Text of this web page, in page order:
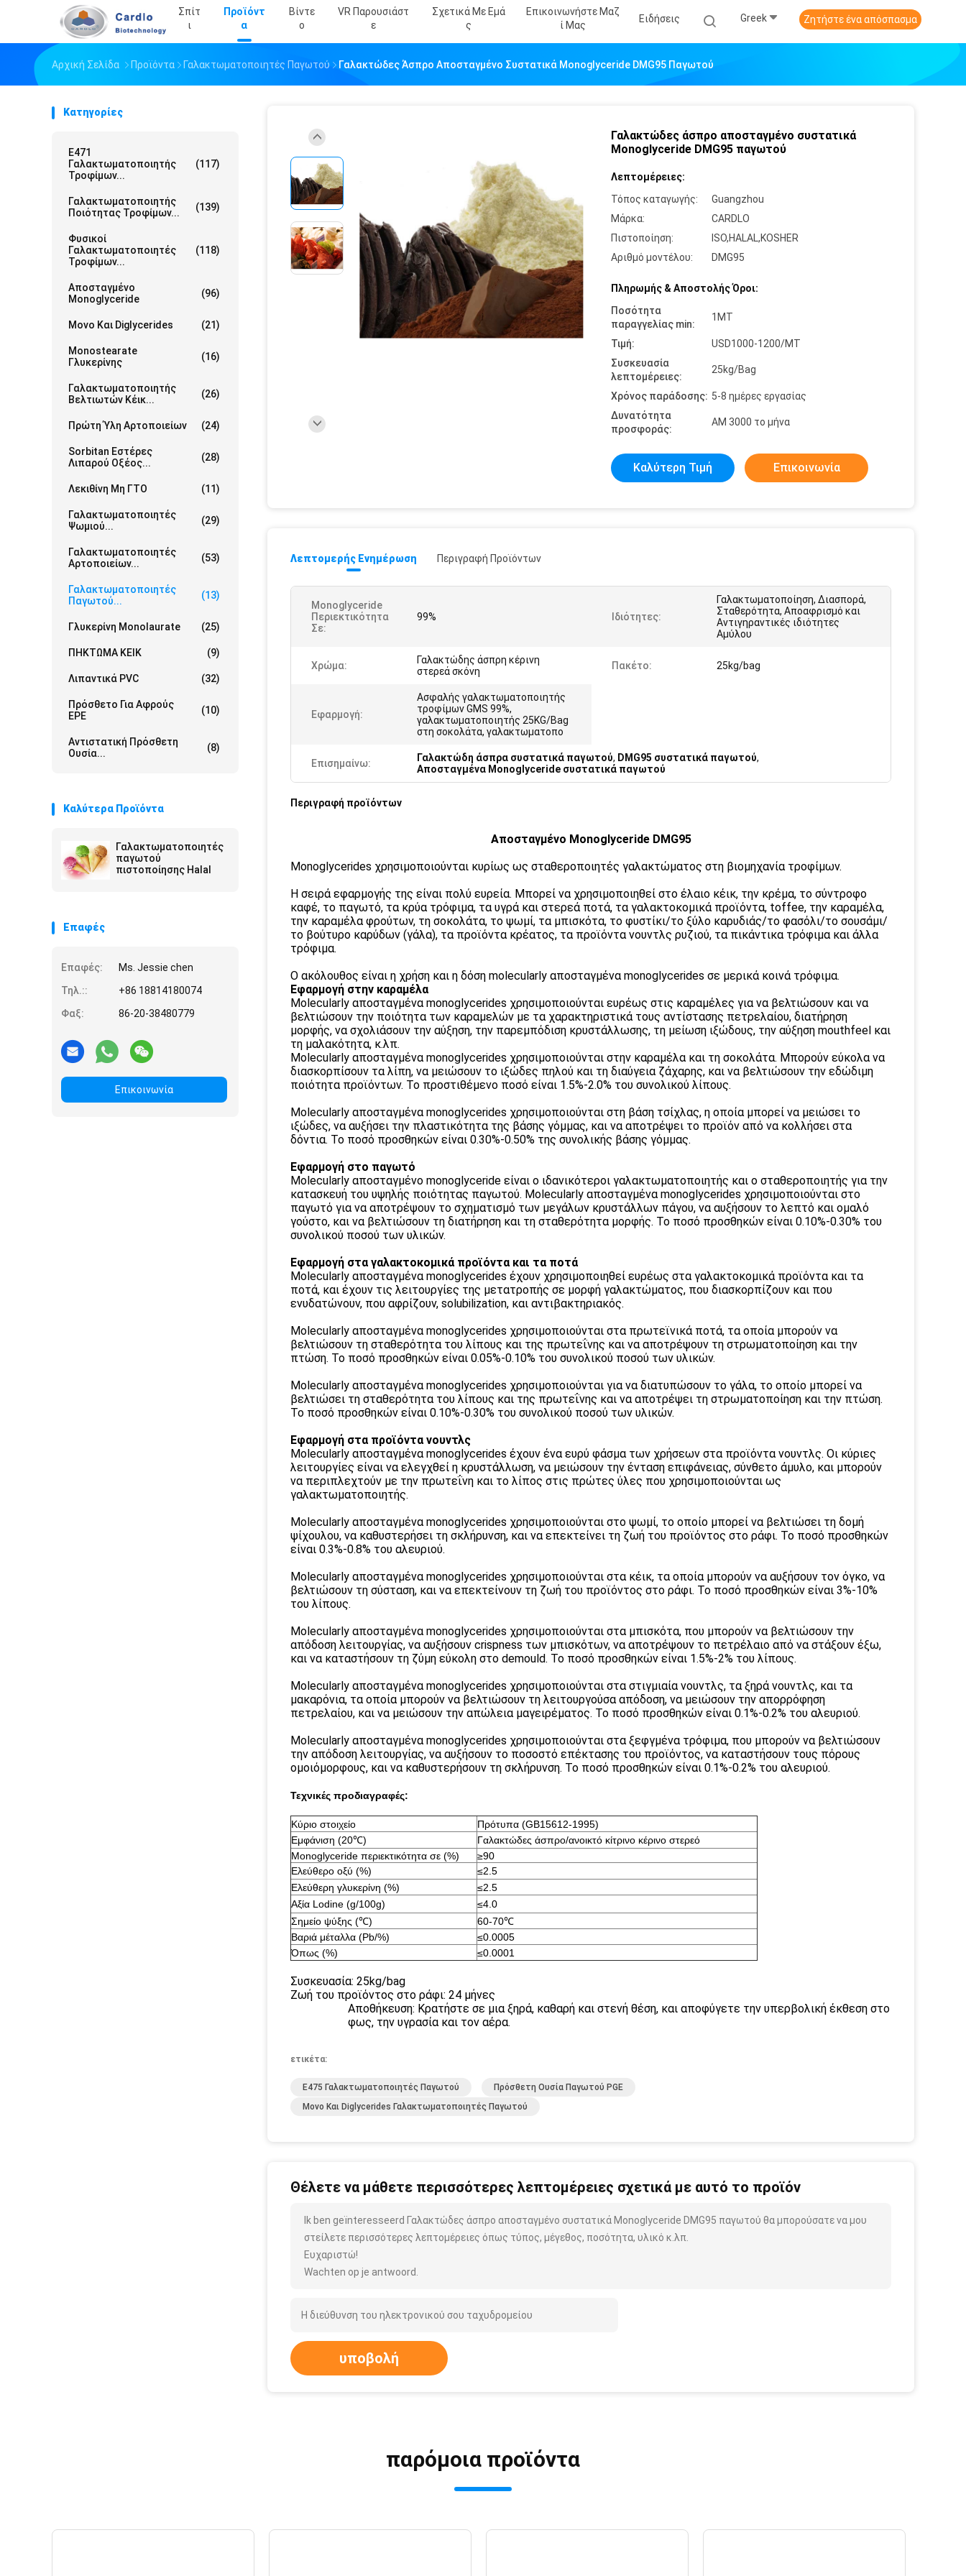
Σπίτ
Ι
Προϊόντ
Α
Βίντε
Ο
VR Παρουσιάστ
Ε
Σχετικά Με Εμά
Σ
Επικοινωνήστε Μαζ
Ί Μας
Ειδήσεις Greek Ζητήστε ένα απόσπασμα
Αρχική Σελίδα Προϊόντα Γαλακτωματοποιητές Παγωτού Γαλακτώδες Άσπρο Αποσταγμένο Συστατικά Monoglyceride DMG95 Παγωτού
Κατηγορίες
E471
Γαλακτωματοποιητής
Τροφίμων...
(117)
Γαλακτωματοποιητής
Ποιότητας Τροφίμων...
(139)
Φυσικοί
Γαλακτωματοποιητές
Τροφίμων...
(118)
Αποσταγμένο
Monoglyceride
(96)
Μονο Και Diglycerides (21)
Monostearate
Γλυκερίνης
(16)
Γαλακτωματοποιητής
Βελτιωτών Κέικ...
(26)
Πρώτη Ύλη Αρτοποιείων (24)
Sorbitan Εστέρες
Λιπαρού Οξέος...
(28)
Λεκιθίνη Μη ΓΤΟ (11)
Γαλακτωματοποιητές
Ψωμιού...
(29)
Γαλακτωματοποιητές
Αρτοποιείων...
(53)
Γαλακτωματοποιητές
Παγωτού...
(13)
Γλυκερίνη Monolaurate (25)
ΠΗΚΤΩΜΑ ΚΕΙΚ (9)
Λιπαντικά PVC (32)
Πρόσθετο Για Αφρούς
EPE
(10)
Αντιστατική Πρόσθετη
Ουσία...
(8)
Καλύτερα Προϊόντα
Γαλακτωματοποιητές
παγωτού
πιστοποίησης Halal
Επαφές
Επαφές:
Ms. Jessie chen
Τηλ.::
+86 18814180074
Φαξ:
86-20-38480779
Επικοινωνία
Γαλακτώδες άσπρο αποσταγμένο συστατικά
Monoglyceride DMG95 παγωτού
Λεπτομέρειες:
Τόπος καταγωγής:
Guangzhou
Μάρκα:
CARDLO
Πιστοποίηση:
ISO,HALAL,KOSHER
Αριθμό μοντέλου:
DMG95
Πληρωμής & Αποστολής Όροι:
Ποσότητα
παραγγελίας min:
1MT
Τιμή:
USD1000-1200/MT
Συσκευασία
λεπτομέρειες:
25kg/Bag
Χρόνος παράδοσης: 5-8 ημέρες εργασίας
Δυνατότητα
προσφοράς:
ΑΜ 3000 το μήνα
Καλύτερη Τιμή Επικοινωνία
Λεπτομερής Ενημέρωση Περιγραφή Προϊόντων
Monoglyceride
Περιεκτικότητα
Σε:
99% Ιδιότητες:
Γαλακτωματοποίηση, Διασπορά,
Σταθερότητα, Αποαφρισμό και
Αντιγηραντικές ιδιότητες
Αμύλου
Χρώμα:
Γαλακτώδης άσπρη κέρινη
στερεά σκόνη
Πακέτο: 25kg/bag
Εφαρμογή:
Ασφαλής γαλακτωματοποιητής
τροφίμων GMS 99%,
γαλακτωματοποιητής 25KG/Bag
στη σοκολάτα, γαλακτωματοπο
Επισημαίνω: Γαλακτώδη άσπρα συστατικά παγωτού, DMG95 συστατικά παγωτού,
Αποσταγμένα Monoglyceride συστατικά παγωτού
Περιγραφή προϊόντων
Αποσταγμένο Monoglyceride DMG95
Monoglycerides χρησιμοποιούνται κυρίως ως σταθεροποιητές γαλακτώματος στη βιομηχανία τροφίμων.
Η σειρά εφαρμογής της είναι πολύ ευρεία. Μπορεί να χρησιμοποιηθεί στο έλαιο κέικ, την κρέμα, το σύντροφο
καφέ, το παγωτό, τα κρύα τρόφιμα, τα υγρά και στερεά ποτά, τα γαλακτοκομικά προϊόντα, toffee, την καραμέλα,
την καραμέλα φρούτων, τη σοκολάτα, το ψωμί, τα μπισκότα, το φυστίκι/το ξύλο καρυδιάς/το φασόλι/το σουσάμι/
το βούτυρο καρύδων (γάλα), τα προϊόντα κρέατος, τα προϊόντα νουντλς ρυζιού, τα πικάντικα τρόφιμα και άλλα
τρόφιμα.
Ο ακόλουθος είναι η χρήση και η δόση molecularly αποσταγμένα monoglycerides σε μερικά κοινά τρόφιμα.
Εφαρμογή στην καραμέλα
Molecularly αποσταγμένα monoglycerides χρησιμοποιούνται ευρέως στις καραμέλες για να βελτιώσουν και να
βελτιώσουν την ποιότητα των καραμελών με τα χαρακτηριστικά τους αντίστασης πετρελαίου, διατήρηση
μορφής, να σχολιάσουν την αύξηση, την παρεμπόδιση κρυστάλλωσης, τη μείωση ιξώδους, την αύξηση mouthfeel και
τη μαλακότητα, κ.λπ.
Molecularly αποσταγμένα monoglycerides χρησιμοποιούνται στην καραμέλα και τη σοκολάτα. Μπορούν εύκολα να
διασκορπίσουν τα λίπη, να μειώσουν το ιξώδες πηλού και τη διαύγεια ζάχαρης, και να βελτιώσουν την εδώδιμη
ποιότητα προϊόντων. Το προστιθέμενο ποσό είναι 1.5%-2.0% του συνολικού λίπους.
Molecularly αποσταγμένα monoglycerides χρησιμοποιούνται στη βάση τσίχλας, η οποία μπορεί να μειώσει το
ιξώδες, να αυξήσει την πλαστικότητα της βάσης γόμμας, και να αποτρέψει το προϊόν από να κολλήσει στα
δόντια. Το ποσό προσθηκών είναι 0.30%-0.50% της συνολικής βάσης γόμμας.
Εφαρμογή στο παγωτό
Molecularly αποσταγμένο monoglyceride είναι ο ιδανικότεροι γαλακτωματοποιητής και ο σταθεροποιητής για την
κατασκευή του υψηλής ποιότητας παγωτού. Molecularly αποσταγμένα monoglycerides χρησιμοποιούνται στο
παγωτό για να αποτρέψουν το σχηματισμό των μεγάλων κρυστάλλων πάγου, να αυξήσουν το λεπτό και ομαλό
γούστο, και να βελτιώσουν τη διατήρηση και τη σταθερότητα μορφής. Το ποσό προσθηκών είναι 0.10%-0.30% του
συνολικού ποσού των υλικών.
Εφαρμογή στα γαλακτοκομικά προϊόντα και τα ποτά
Molecularly αποσταγμένα monoglycerides έχουν χρησιμοποιηθεί ευρέως στα γαλακτοκομικά προϊόντα και τα
ποτά, και έχουν τις λειτουργίες της μετατροπής σε μορφή γαλακτώματος, που διασκορπίζουν και που
ενυδατώνουν, που αφρίζουν, solubilization, και αντιβακτηριακός.
Molecularly αποσταγμένα monoglycerides χρησιμοποιούνται στα πρωτεϊνικά ποτά, τα οποία μπορούν να
βελτιώσουν τη σταθερότητα του λίπους και της πρωτεΐνης και να αποτρέψουν τη στρωματοποίηση και την
πτώση. Το ποσό προσθηκών είναι 0.05%-0.10% του συνολικού ποσού των υλικών.
Molecularly αποσταγμένα monoglycerides χρησιμοποιούνται για να διατυπώσουν το γάλα, το οποίο μπορεί να
βελτιώσει τη σταθερότητα του λίπους και της πρωτεΐνης και να αποτρέψει τη στρωματοποίηση και την πτώση.
Το ποσό προσθηκών είναι 0.10%-0.30% του συνολικού ποσού των υλικών.
Εφαρμογή στα προϊόντα νουντλς
Molecularly αποσταγμένα monoglycerides έχουν ένα ευρύ φάσμα των χρήσεων στα προϊόντα νουντλς. Οι κύριες
λειτουργίες είναι να ελεγχθεί η κρυστάλλωση, να μειώσουν την ένταση επιφάνειας, σύνθετο άμυλο, και μπορούν
να περιπλεχτούν με την πρωτεΐνη και το λίπος στις πρώτες ύλες που χρησιμοποιούνται ως
γαλακτωματοποιητής.
Molecularly αποσταγμένα monoglycerides χρησιμοποιούνται στο ψωμί, το οποίο μπορεί να βελτιώσει τη δομή
ψίχουλου, να καθυστερήσει τη σκλήρυνση, και να επεκτείνει τη ζωή του προϊόντος στο ράφι. Το ποσό προσθηκών
είναι 0.3%-0.8% του αλευριού.
Molecularly αποσταγμένα monoglycerides χρησιμοποιούνται στα κέικ, τα οποία μπορούν να αυξήσουν τον όγκο, να
βελτιώσουν τη σύσταση, και να επεκτείνουν τη ζωή του προϊόντος στο ράφι. Το ποσό προσθηκών είναι 3%-10%
του λίπους.
Molecularly αποσταγμένα monoglycerides χρησιμοποιούνται στα μπισκότα, που μπορούν να βελτιώσουν την
απόδοση λειτουργίας, να αυξήσουν crispness των μπισκότων, να αποτρέψουν το πετρέλαιο από να στάξουν έξω,
και να καταστήσουν τη ζύμη εύκολη στο demould. Το ποσό προσθηκών είναι 1.5%-2% του λίπους.
Molecularly αποσταγμένα monoglycerides χρησιμοποιούνται στα στιγμιαία νουντλς, τα ξηρά νουντλς, και τα
μακαρόνια, τα οποία μπορούν να βελτιώσουν τη λειτουργούσα απόδοση, να μειώσουν την απορρόφηση
πετρελαίου, και να μειώσουν την απώλεια μαγειρέματος. Το ποσό προσθηκών είναι 0.1%-0.2% του αλευριού.
Molecularly αποσταγμένα monoglycerides χρησιμοποιούνται στα ξεφγμένα τρόφιμα, που μπορούν να βελτιώσουν
την απόδοση λειτουργίας, να αυξήσουν το ποσοστό επέκτασης του προϊόντος, να καταστήσουν τους πόρους
ομοιόμορφους, και να καθυστερήσουν τη σκλήρυνση. Το ποσό προσθηκών είναι 0.1%-0.2% του αλευριού.
Τεχνικές προδιαγραφές:
Κύριο στοιχείο
Πρότυπα (GB15612-1995)
Εμφάνιση (20℃)
Γαλακτώδες άσπρο/ανοικτό κίτρινο κέρινο στερεό
Monoglyceride περιεκτικότητα σε (%)
≥90
Ελεύθερο οξύ (%)
≤2.5
Ελεύθερη γλυκερίνη (%)
≤2.5
Αξία Lodine (g/100g)
≤4.0
Σημείο ψύξης (℃)
60-70℃
Βαριά μέταλλα (Pb/%)
≤0.0005
Όπως (%)
≤0.0001
Συσκευασία: 25kg/bag
Ζωή του προϊόντος στο ράφι: 24 μήνες
Αποθήκευση: Κρατήστε σε μια ξηρά, καθαρή και στενή θέση, και αποφύγετε την υπερβολική έκθεση στο
φως, την υγρασία και τον αέρα.
ετικέτα:
E475 Γαλακτωματοποιητές Παγωτού
Πρόσθετη Ουσία Παγωτού PGE
Μονο Και Diglycerides Γαλακτωματοποιητές Παγωτού
Θέλετε να μάθετε περισσότερες λεπτομέρειες σχετικά με αυτό το προϊόν
Ik ben geïnteresseerd Γαλακτώδες άσπρο αποσταγμένο συστατικά Monoglyceride DMG95 παγωτού θα μπορούσατε να μου
στείλετε περισσότερες λεπτομέρειες όπως τύπος, μέγεθος, ποσότητα, υλικό κ.λπ.
Ευχαριστώ!
Wachten op je antwoord.
υποβολή
παρόμοια προϊόντα